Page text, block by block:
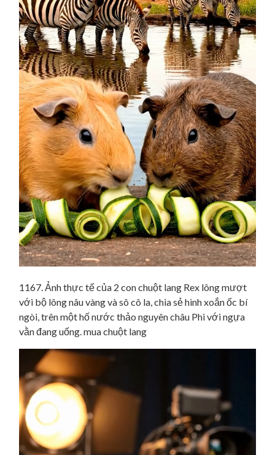
1167. Ảnh thực tế của 2 con chuột lang Rex lông mượt
với bộ lông nâu vàng và sô cô la, chia sẻ hình xoắn ốc bí
ngòi, trên một hố nước thảo nguyên châu Phi với ngựa
vằn đang uống. mua chuột lang